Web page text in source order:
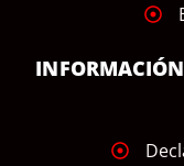
INFORMACIÓN